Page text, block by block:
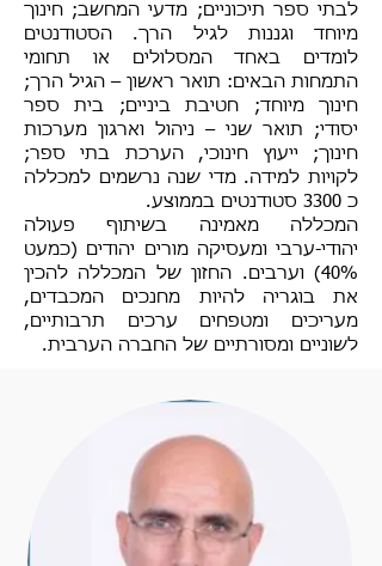
לבתי ספר תיכוניים; מדעי המחשב; חינוך
מיוחד וגננות לגיל הרך. הסטודנטים
לומדים באחד המסלולים או תחומי
התמחות הבאים: תואר ראשון – הגיל הרך;
חינוך מיוחד; חטיבת ביניים; בית ספר
יסודי; תואר שני – ניהול וארגון מערכות
חינוך; ייעוץ חינוכי, הערכת בתי ספר;
לקויות למידה. מדי שנה נרשמים למכללה
כ 3300 סטודנטים בממוצע.
המכללה מאמינה בשיתוף פעולה
יהודי-ערבי ומעסיקה מורים יהודים (כמעט
40%) וערבים. החזון של המכללה להכין
את בוגריה להיות מחנכים המכבדים,
מעריכים ומטפחים ערכים תרבותיים,
לשוניים ומסורתיים של החברה הערבית.